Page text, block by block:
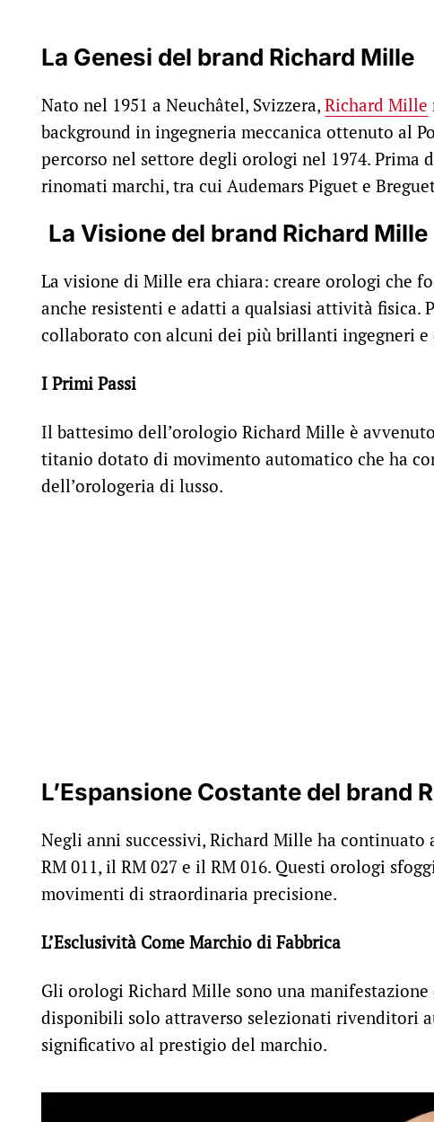
La Genesi del brand Richard Mille
Nato nel 1951 a Neuchâtel, Svizzera,Richard Mille
background in ingegneria meccanica ottenuto al
percorso nel settore degli orologi nel 1974. Prima
rinomati marchi, tra cui Audemars Piguet e
La Visione del brand Richard Mille
La visione di Mille era chiara: creare orologi che
anche resistenti e adatti a qualsiasi attività fisica.
collaborato con alcuni dei più brillanti ingegneri e
I Primi Passi
Il battesimo dell’orologio Richard Mille è
titanio dotato di movimento automatico che ha
dell’orologeria di lusso.
L’Espansione Costante del brand
Negli anni successivi, Richard Mille ha
RM 011, il RM 027 e il RM 016. Questi orologi
movimenti di straordinaria precisione.
L’Esclusività Come Marchio di Fabbrica
Gli orologi Richard Mille sono una
disponibili solo attraverso selezionati rivenditori
significativo al prestigio del marchio.